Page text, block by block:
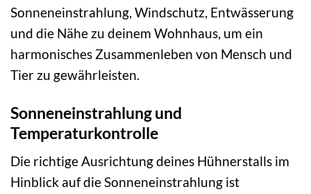
Sonneneinstrahlung, Windschutz, Entwässerung
und die Nähe zu deinem Wohnhaus, um ein
harmonisches Zusammenleben von Mensch und
Tier zu gewährleisten.
Sonneneinstrahlung und
Temperaturkontrolle
Die richtige Ausrichtung deines Hühnerstalls im
Hinblick auf die Sonneneinstrahlung ist